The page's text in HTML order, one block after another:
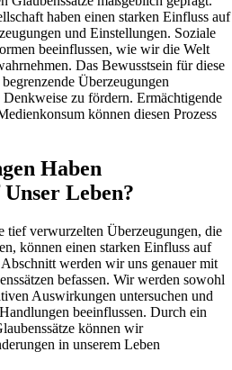
haben einen starken Einfluss auf
und Einstellungen. Soziale
beeinflussen, wie wir die Welt
Das Bewusstsein für diese
Überzeugungen
zu fördern. Ermächtigende
können diesen Prozess
Haben
Leben?
tief verwurzelten Überzeugungen, die
können einen starken Einfluss auf
werden wir uns genauer mit
befassen. Wir werden sowohl
Auswirkungen untersuchen und
beeinflussen. Durch ein
können wir
in unserem Leben